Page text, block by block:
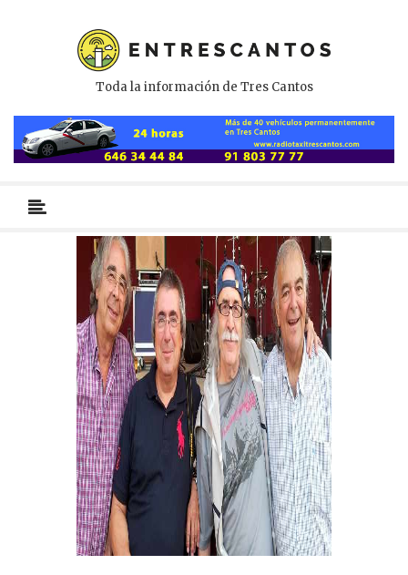
Toda la información de Tres Cantos
primario